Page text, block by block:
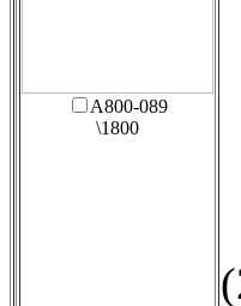
A800-089
\1800